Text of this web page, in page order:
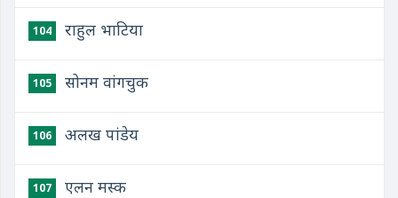
104 राहुल भाटिया
105 सोनम वांगचुक
106 अलख पांडेय
107 एलन मस्क